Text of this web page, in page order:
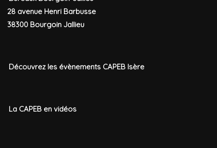
28 avenue Henri Barbusse
38300 Bourgoin Jallieu
Découvrez les évènements CAPEB Isère
La CAPEB en vidéos